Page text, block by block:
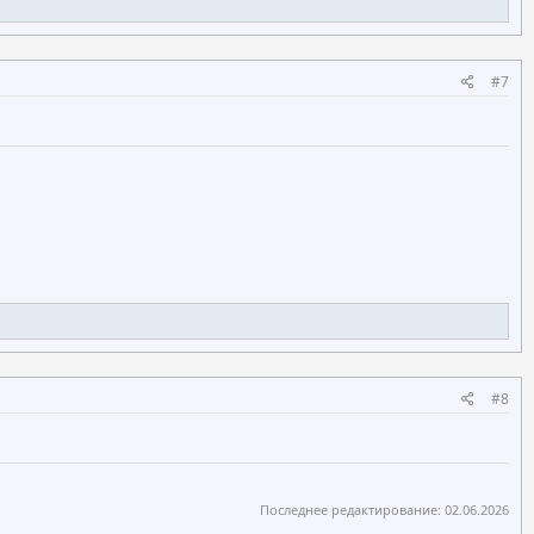
#7
#8
Последнее редактирование: 02.06.2026